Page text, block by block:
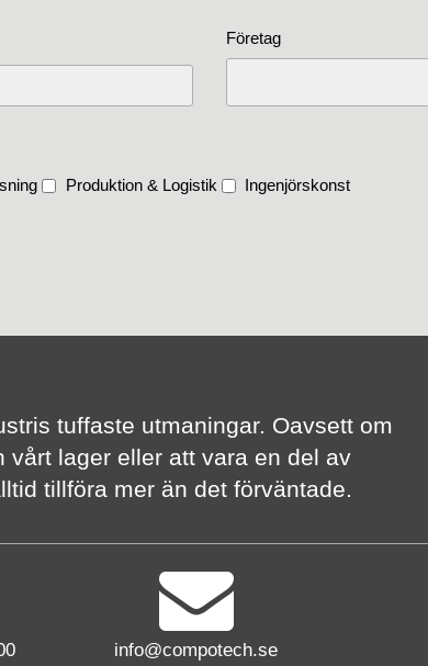
Företag
Produktion & Logistik Ingenjörskonst
tuffaste utmaningar. Oavsett om
lager eller att vara en del av
tillföra mer än det förväntade.
info@compotech.se